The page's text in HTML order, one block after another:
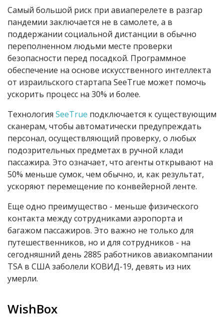
Самый большой риск при авиаперелете в разгар
пандемии заключается не в самолете, а в
поддержании социальной дистанции в обычно
переполненном людьми месте проверки
безопасности перед посадкой. Программное
обеспечение на основе искусственного интеллекта
от израильского стартапа SeeTrue может помочь
ускорить процесс на 30% и более.
Технология SeeTrue подключается к существующим
сканерам, чтобы автоматически предупреждать
персонал, осуществляющий проверку, о любых
подозрительных предметах в ручной клади
пассажира. Это означает, что агенты открывают на
50% меньше сумок, чем обычно, и, как результат,
ускоряют перемещение по конвейерной ленте.
Еще одно преимущество - меньше физического
контакта между сотрудниками аэропорта и
багажом пассажиров. Это важно не только для
путешественников, но и для сотрудников - на
сегодняшний день 2885 работников авиакомпании
TSA в США заболели КОВИД-19, девять из них
умерли.
WishBox